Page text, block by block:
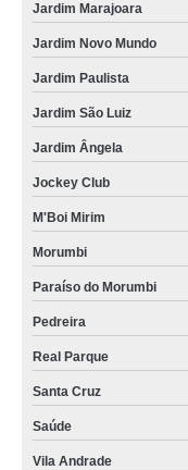
Jardim Marajoara
Jardim Novo Mundo
Jardim Paulista
Jardim São Luiz
Jardim Ângela
Jockey Club
M'Boi Mirim
Morumbi
Paraíso do Morumbi
Pedreira
Real Parque
Santa Cruz
Saúde
Vila Andrade